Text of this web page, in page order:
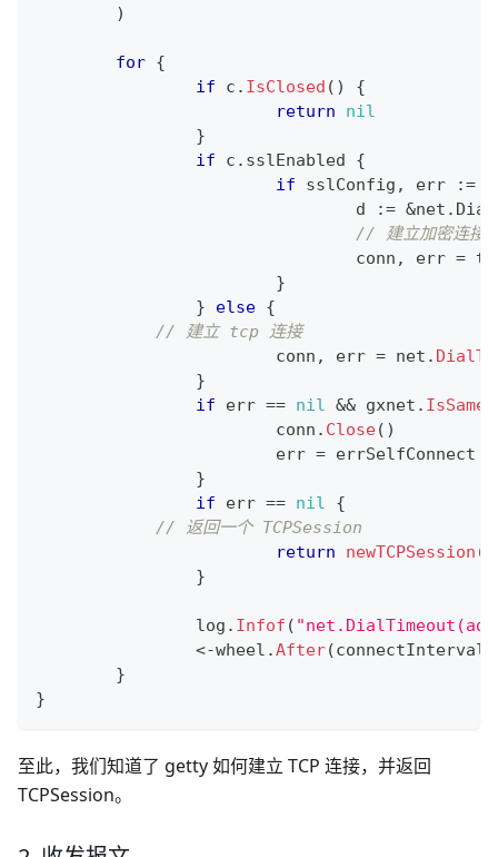
)
for {
if c . IsClosed ( )
{
return
nil
}
if c . sslEnabled {
if sslConfig , err :=
				d
:= &net .
// 建立加密连接
				conn
, err =
}
}
else {
// 建立 tcp 连接
			conn
, err = net .
}
if err == nil && gxnet .
			conn
. Close( )
			err
= errSelfConnect
}
if err == nil
{
// 返回一个 TCPSession
return
newTCPSession (
}
		log
. Infof (
<-wheel .After(connectInterval
}
}
至此，我们知道了 getty 如何建立 TCP 连接，并返回
TCPSession。